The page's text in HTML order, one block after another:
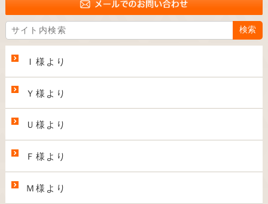
Ｉ様より
Ｙ様より
Ｕ様より
Ｆ様より
Ｍ様より